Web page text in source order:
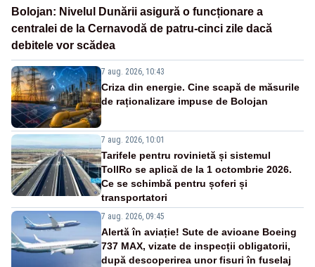
Bolojan: Nivelul Dunării asigură o funcționare a
centralei de la Cernavodă de patru-cinci zile dacă
debitele vor scădea
7 aug. 2026, 10:43
Criza din energie. Cine scapă de măsurile
de raționalizare impuse de Bolojan
7 aug. 2026, 10:01
Tarifele pentru rovinietă și sistemul
TollRo se aplică de la 1 octombrie 2026.
Ce se schimbă pentru șoferi și
transportatori
7 aug. 2026, 09:45
Alertă în aviație! Sute de avioane Boeing
737 MAX, vizate de inspecții obligatorii,
după descoperirea unor fisuri în fuselaj